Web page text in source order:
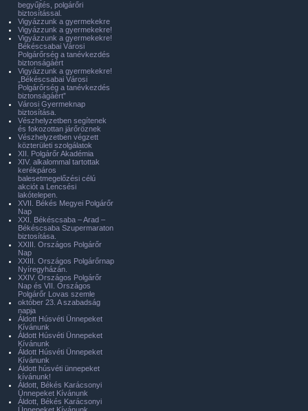
begyűjtés, polgárőri
biztosítással.
Vigyázzunk a gyermekekre
Vigyázzunk a gyermekekre!
Vigyázzunk a gyermekekre!
Békéscsabai Városi
Polgárőrség a tanévkezdés
biztonságáért
Vigyázzunk a gyermekekre!
„Békéscsabai Városi
Polgárőrség a tanévkezdés
biztonságáért”
Városi Gyermeknap
biztosítása.
Vészhelyzetben segítenek
és fokozottan járőröznek
Vészhelyzetben végzett
közterületi szolgálatok
XII. Polgárőr Akadémia
XIV. alkalommal tartottak
kerékpáros
balesetmegelőzési célú
akciót a Lencsési
lakótelepen.
XVII. Békés Megyei Polgárőr
Nap
XXI. Békéscsaba – Arad –
Békéscsaba Szupermaraton
biztosítása.
XXIII. Országos Polgárőr
Nap
XXIII. Országos Polgárőrnap
Nyíregyházán.
XXIV. Országos Polgárőr
Nap és VII. Országos
Polgárőr Lovas szemle
október 23. A szabadság
napja
Áldott Húsvéti Ünnepeket
Kívánunk
Áldott Húsvéti Ünnepeket
Kívánunk
Áldott Húsvéti Ünnepeket
Kívánunk
Áldott húsvéti ünnepeket
kívánunk!
Áldott, Békés Karácsonyi
Ünnepeket Kívánunk
Áldott, Békés Karácsonyi